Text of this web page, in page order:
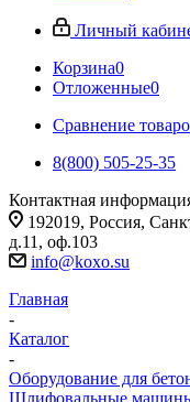
Личный
Корзина0
Отложенные0
Сравнение
8(800) 505-25-35
Контактная
192019, Россия,
д.11, оф.103
info@koxo.su
Главная
-
Каталог
-
Оборудование для
Шлифовальные